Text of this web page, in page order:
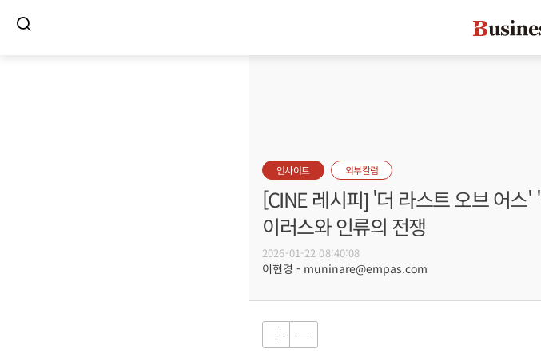
인사이트 외부칼럼
[CINE 레시피] '더 라스트 오브 어
이러스와 인류의 전쟁
2026-01-22 08:40:08
이현경 - muninare@empas.com